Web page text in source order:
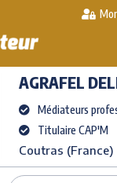
AGRAFEL
Médiateurs
Titulaire CAP'M
Coutras (France)